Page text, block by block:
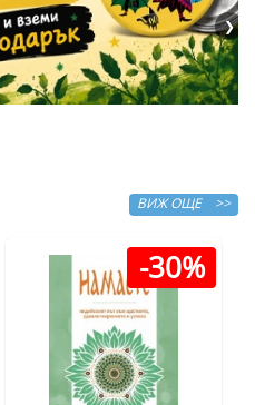
❯
ВИЖ ОЩЕ >>
-30%